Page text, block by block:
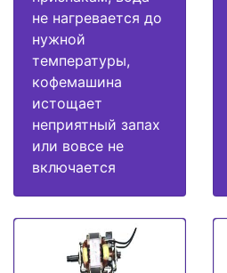
не нагревается до
нужной
температуры,
кофемашина
истощает
неприятный запах
или вовсе не
включается